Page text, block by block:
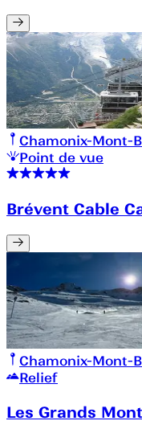
Chamonix-Mont-
Point de vue
Brévent Cable
Chamonix-Mont-
Relief
Les Grands